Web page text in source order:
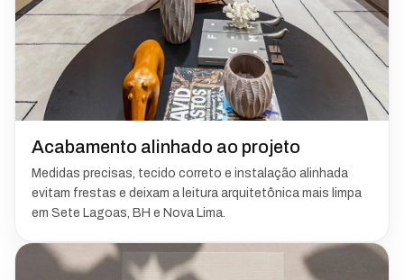
Acabamento alinhado ao projeto
Medidas precisas, tecido correto e instalação alinhada
evitam frestas e deixam a leitura arquitetônica mais limpa
em Sete Lagoas, BH e Nova Lima.